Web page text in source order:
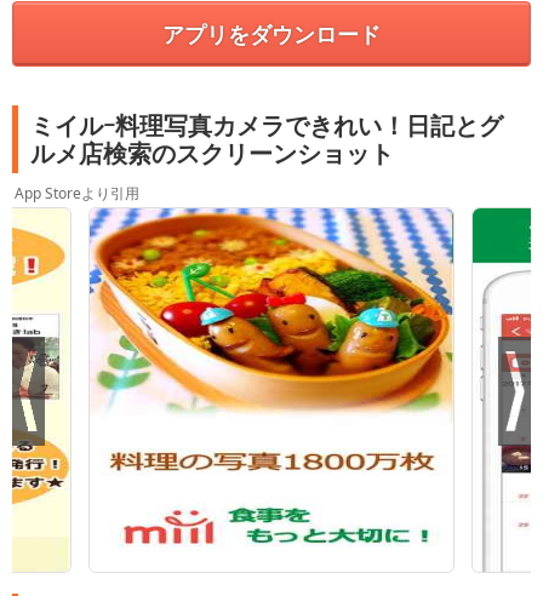
アプリをダウンロード
ミイルｰ料理写真カメラできれい！日記とグ
ルメ店検索のスクリーンショット
App Storeより引用